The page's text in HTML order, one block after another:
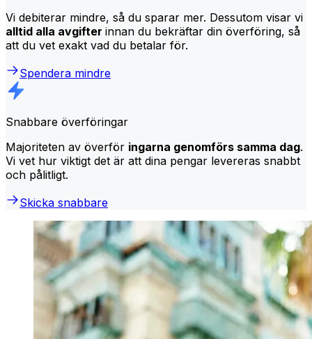
Vi debiterar mindre, så du sparar mer. Dessutom visar vi
alltid alla avgifter innan du bekräftar din överföring, så
att du vet exakt vad du betalar för.
Spendera mindre
Snabbare överföringar
Majoriteten av överför ingarna genomförs samma dag.
Vi vet hur viktigt det är att dina pengar levereras snabbt
och pålitligt.
Skicka snabbare